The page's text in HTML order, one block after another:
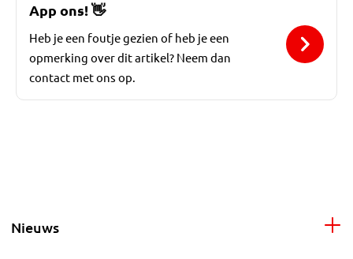
App ons!👋
Heb je een foutje gezien of heb je een
opmerking over dit artikel? Neem dan
contact met ons op.
Nieuws